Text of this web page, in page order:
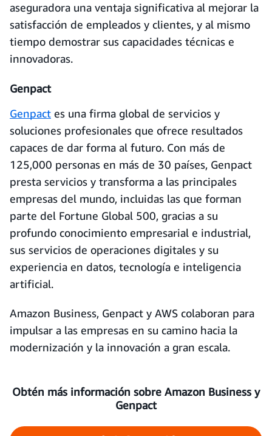
aseguradora una ventaja significativa al mejorar la
satisfacción de empleados y clientes, y al mismo
tiempo demostrar sus capacidades técnicas e
innovadoras.
Genpact
Genpact es una firma global de servicios y
soluciones profesionales que ofrece resultados
capaces de dar forma al futuro. Con más de
125,000 personas en más de 30 países, Genpact
presta servicios y transforma a las principales
empresas del mundo, incluidas las que forman
parte del Fortune Global 500, gracias a su
profundo conocimiento empresarial e industrial,
sus servicios de operaciones digitales y su
experiencia en datos, tecnología e inteligencia
artificial.
Amazon Business, Genpact y AWS colaboran para
impulsar a las empresas en su camino hacia la
modernización y la innovación a gran escala.
Obtén más información sobre Amazon Business y
Genpact